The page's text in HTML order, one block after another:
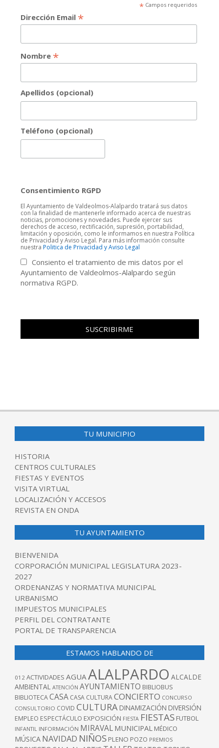
*Campos requeridos
Dirección Email *
Nombre *
Apellidos (opcional)
Teléfono (opcional)
Consentimiento RGPD
El Ayuntamiento de Valdeolmos-Alalpardo tratará sus datos
con la finalidad de mantenerle informado acerca de nuestras
noticias, promociones y novedades. Puede ejercer sus
derechos de acceso, rectificación, supresión, portabilidad,
limitación y oposición, como le informamos en nuestra Política
de Privacidad y Aviso Legal. Para más información consulte
nuestra Politica de Privacidad y Aviso Legal
Consiento el tratamiento de mis datos por el
Ayuntamiento de Valdeolmos-Alalpardo según
normativa RGPD.
TU MUNICIPIO
HISTORIA
CENTROS CULTURALES
FIESTAS Y EVENTOS
VISITA VIRTUAL
LOCALIZACIÓN Y ACCESOS
REVISTA EN ONDA
TU AYUNTAMIENTO
BIENVENIDA
CORPORACIÓN MUNICIPAL LEGISLATURA 2023-
2027
ORDENANZAS Y NORMATIVA MUNICIPAL
URBANISMO
IMPUESTOS MUNICIPALES
PERFIL DEL CONTRATANTE
PORTAL DE TRANSPARENCIA
ESTAMOS HABLANDO DE
012 ACTIVIDADES AGUA ALALPARDO ALCALDE
AMBIENTAL ATENCIÓN AYUNTAMIENTO BIBLIOBUS
BIBLIOTECACASA CASA CULTURACONCIERTO CONCURSO
CONSULTORIO COVID CULTURA DINAMIZACIÓN DIVERSIÓN
EMPLEO ESPECTÁCULO EXPOSICIÓN FIESTA FIESTAS FUTBOL
INFANTIL INFORMACIÓN MIRAVAL MUNICIPAL MÉDICO
MÚSICA NAVIDAD NIÑOS PLENO POZO PREMIOS